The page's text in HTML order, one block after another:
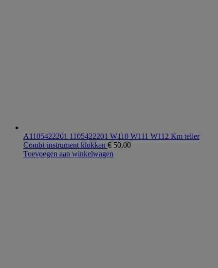
A1105422201 1105422201 W110 W111 W112 Km teller
Combi-instrument klokken € 50,00
Toevoegen aan winkelwagen